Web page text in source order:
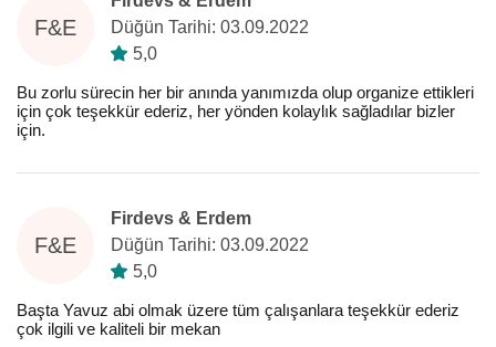
F&E
Düğün Tarihi: 03.09.2022
5,0
Bu zorlu sürecin her bir anında yanımızda olup organize ettikleri
için çok teşekkür ederiz, her yönden kolaylık sağladılar bizler
için.
F&E
Firdevs & Erdem
Düğün Tarihi: 03.09.2022
5,0
Başta Yavuz abi olmak üzere tüm çalışanlara teşekkür ederiz
çok ilgili ve kaliteli bir mekan